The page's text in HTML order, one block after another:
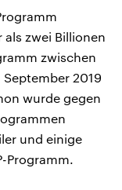
zwei Billionen
zwischen
2019
wurde gegen
und einige
Programm.